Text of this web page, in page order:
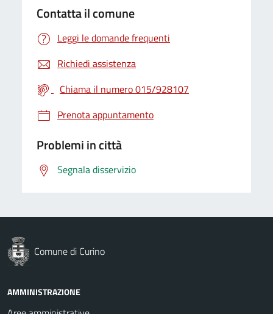
Contatta il comune
Leggi le domande frequenti
Richiedi assistenza
Chiama il numero 015/928107
Prenota appuntamento
Problemi in città
Segnala disservizio
Comune di Curino
AMMINISTRAZIONE